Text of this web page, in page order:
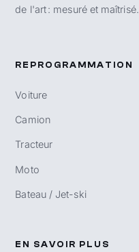
de l'art : mesuré et maîtrisé.
REPROGRAMMATION
Voiture
Camion
Tracteur
Moto
Bateau / Jet-ski
EN SAVOIR PLUS